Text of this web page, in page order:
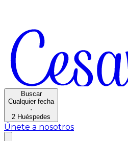
Buscar
Cualquier fecha
·
2 Huéspedes
Únete a nosotros